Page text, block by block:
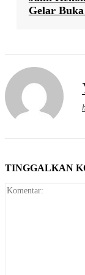
Gelar
TINGGALKAN